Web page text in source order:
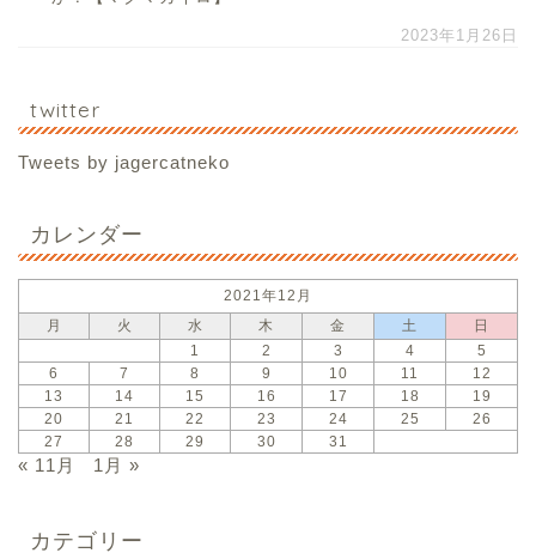
2023年1月26日
twitter
Tweets by jagercatneko
カレンダー
2021年12月
月
火 水 木 金 土
日
1
2 3 4
5
6
7 8 9 10 11
12
13
14 15 16 17 18
19
20
21 22 23 24 25
26
27
28 29 30 31
« 11月 1月 »
カテゴリー